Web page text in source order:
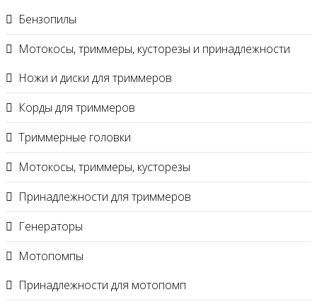
Бензопилы
Мотокосы, триммеры, кусторезы и принадлежности
Ножи и диски для триммеров
Корды для триммеров
Триммерные головки
Мотокосы, триммеры, кусторезы
Принадлежности для триммеров
Генераторы
Мотопомпы
Принадлежности для мотопомп